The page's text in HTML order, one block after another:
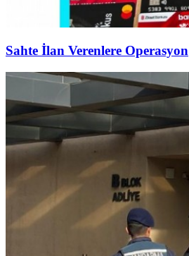
Sahte İlan Verenlere Operasyon